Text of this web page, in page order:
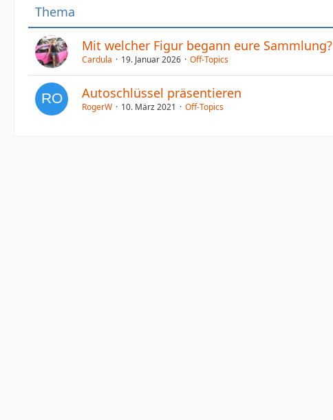
Thema
Mit welcher Figur begann eure Sammlung?
Cardula 19. Januar 2026 Off-Topics
Autoschlüssel präsentieren
RogerW 10. März 2021 Off-Topics